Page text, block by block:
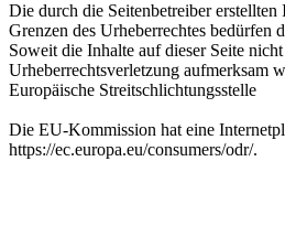
Die durch die Seitenbetreiber
Grenzen des Urheberrechtes
Soweit die Inhalte auf dieser Seite
Urheberrechtsverletzung aufmerksam
Europäische Streitschlichtungsstelle
Die EU-Kommission hat eine
https://ec.europa.eu/consumers/odr/.